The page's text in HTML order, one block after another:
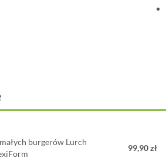
burgerów Lurch
99,90 zł